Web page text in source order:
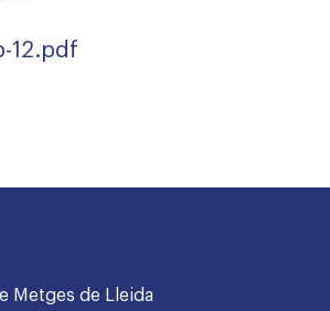
12.pdf
Metges de Lleida